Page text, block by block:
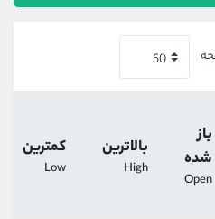
باز
شده
Open
بالاترین
High
کمترین
Low